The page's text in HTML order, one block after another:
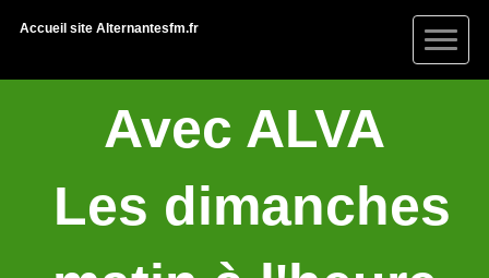
Accueil site Alternantesfm.fr
Avec ALVA
Les dimanches